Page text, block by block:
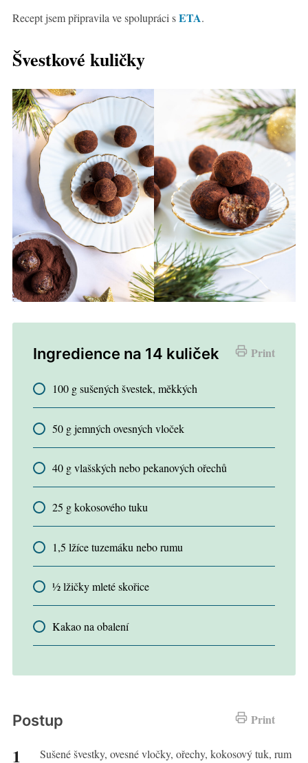
Recept jsem připravila ve spolupráci sETA.
Švestkové kuličky
Print
Ingredience na 14 kuliček
100 g sušených švestek, měkkých
50 g jemných ovesných vloček
40 g vlašských nebo pekanových ořechů
25 g kokosového tuku
1,5 lžíce tuzemáku nebo rumu
½ lžičky mleté skořice
Kakao na obalení
Print
Postup
Sušené švestky, ovesné vločky, ořechy, kokosový tuk, rum